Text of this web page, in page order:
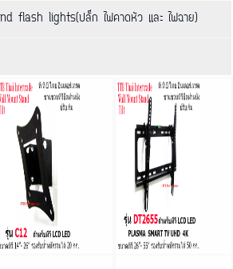
flash lights(ปลั๊ก ไฟคาดหัว และ ไฟฉาย)